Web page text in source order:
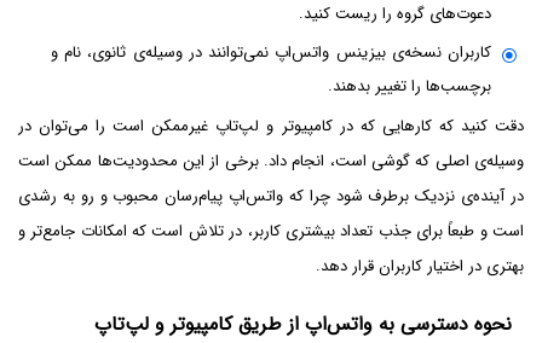
دعوت‌های گروه را ریست کنید.
کاربران نسخه‌ی بیزینس واتس‌اپ نمی‌توانند در وسیله‌ی ثانوی، نام و
برچسب‌ها را تغییر بدهند.
دقت کنید که کارهایی که در کامپیوتر و لپ‌تاپ غیرممکن است را می‌توان در
وسیله‌ی اصلی که گوشی است، انجام داد. برخی از این محدودیت‌ها ممکن است
در آینده‌ی نزدیک برطرف شود چرا که واتس‌اپ پیام‌رسان محبوب و رو به رشدی
است و طبعاً برای جذب تعداد بیشتری کاربر، در تلاش است که امکانات جامع‌تر و
بهتری در اختیار کاربران قرار دهد.
نحوه دسترسی به واتس‌اپ از طریق کامپیوتر و لپ‌تاپ